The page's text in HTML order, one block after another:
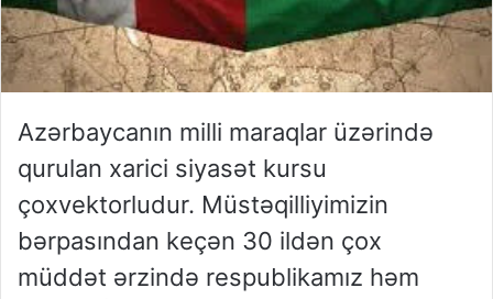
Azərbaycanın milli maraqlar üzərində
qurulan xarici siyasət kursu
çoxvektorludur. Müstəqilliyimizin
bərpasından keçən 30 ildən çox
müddət ərzində respublikamız həm